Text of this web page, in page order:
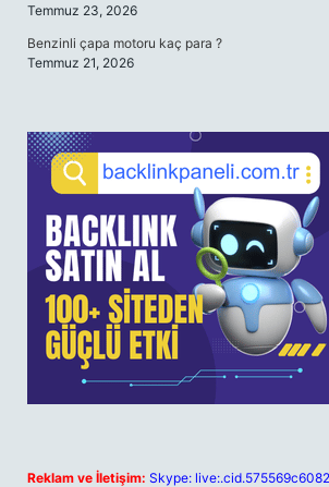
Temmuz 23, 2026
Benzinli çapa motoru kaç para ?
Temmuz 21, 2026
Reklam ve İletişim: Skype: